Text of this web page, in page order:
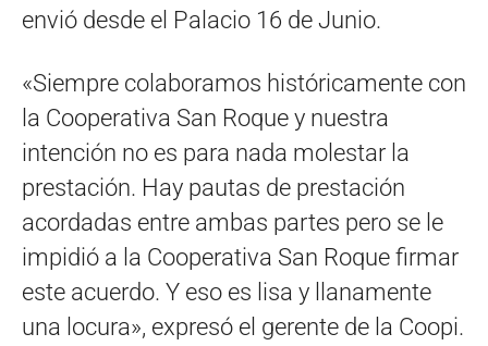
envió desde el Palacio 16 de Junio.
«Siempre colaboramos históricamente con
la Cooperativa San Roque y nuestra
intención no es para nada molestar la
prestación. Hay pautas de prestación
acordadas entre ambas partes pero se le
impidió a la Cooperativa San Roque firmar
este acuerdo. Y eso es lisa y llanamente
una locura», expresó el gerente de la Coopi.